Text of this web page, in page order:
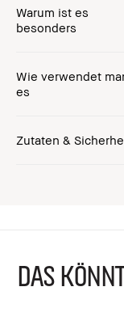
Warum ist es
besonders
Wie verwendet
es
Zutaten &
DAS